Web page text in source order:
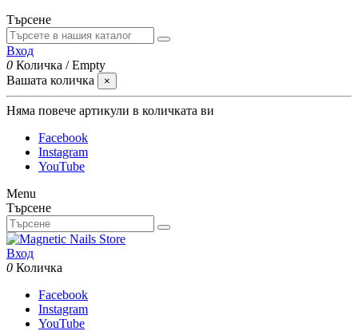
Търсене
Вход
0 Количка /Empty
Вашата количка
×
Няма повече артикули в количката ви
Facebook
Instagram
YouTube
Menu
Търсене
Вход
0 Количка
Facebook
Instagram
YouTube